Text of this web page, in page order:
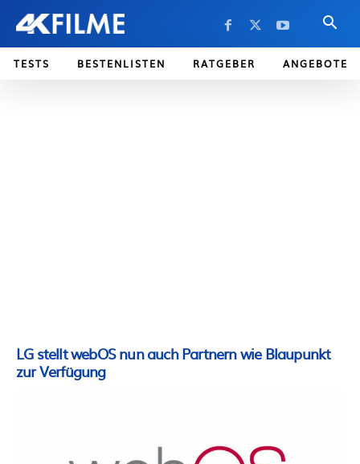
TESTS BESTENLISTEN RATGEBER ANGEBOTE
LG stellt webOS nun auch Partnern wie Blaupunkt
zur Verfügung